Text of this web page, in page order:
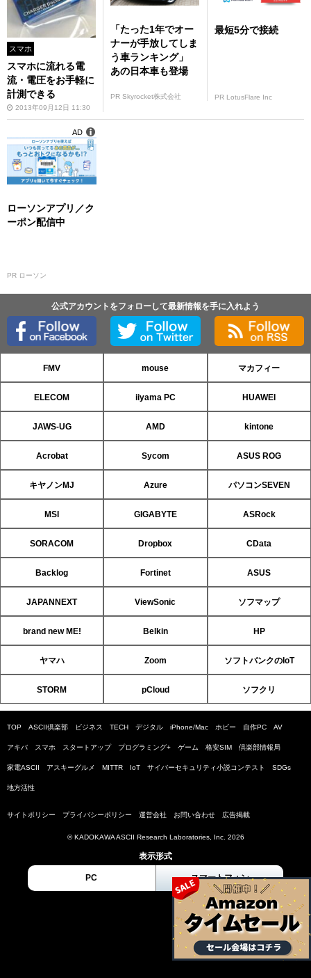
スマホ
スマホに流れる電
流・電圧をお手軽に
計測できる
2013年09月12日 11:30
「たった1年でオー
ナーが手放してしま
う車ランキング」
あの日本車も登場
PR Skyrocket株式会社
最短5分で接続
PR LotusFlare Inc
ローソンアプリ／ク
ーポン配信中
PR ローソン
AD
公式アカウントをフォローして最新情報を手に入れよう
FMV mouse マカフィー
ELECOM iiyama PC HUAWEI
JAWS-UG AMD kintone
Acrobat Sycom ASUS ROG
キヤノンMJ Azure パソコンSEVEN
MSI GIGABYTE ASRock
SORACOM Dropbox CData
Backlog Fortinet ASUS
JAPANNEXT ViewSonic ソフマップ
brand new ME! Belkin HP
ヤマハ Zoom ソフトバンクのIoT
STORM pCloud ソフクリ
TOP ASCII倶楽部 ビジネス TECH デジタル iPhone/Mac ホビー 自作PC AV
アキバ スマホ スタートアップ プログラミング+ ゲーム 格安SIM 倶楽部情報局
家電ASCII アスキーグルメ MITTR IoT サイバーセキュリティ小説コンテスト SDGs
地方活性
サイトポリシー プライバシーポリシー 運営会社 お問い合わせ 広告掲載
© KADOKAWA ASCII Research Laboratories, Inc. 2026
表示形式
PC スマートフォン